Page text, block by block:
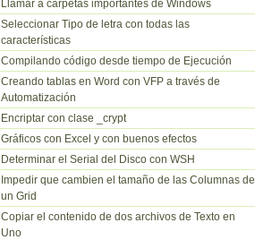
Llamar a carpetas importantes de Windows
Seleccionar Tipo de letra con todas las
características
Compilando código desde tiempo de Ejecución
Creando tablas en Word con VFP a través de
Automatización
Encriptar con clase _crypt
Gráficos con Excel y con buenos efectos
Determinar el Serial del Disco con WSH
Impedir que cambien el tamaño de las Columnas de
un Grid
Copiar el contenido de dos archivos de Texto en
Uno